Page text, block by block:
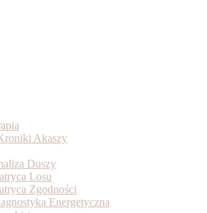
Akaszy
Duszy
Losu
Zgodności
Energetyczna